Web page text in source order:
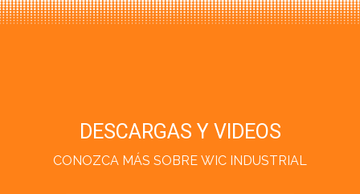
DESCARGAS Y VIDEOS
CONOZCA MÁS SOBRE WIC INDUSTRIAL